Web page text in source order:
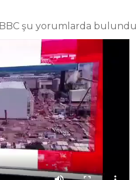
şu yorumlarda